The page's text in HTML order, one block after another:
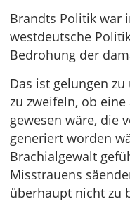
Brandts Politik war
westdeutsche
Bedrohung der
Das ist gelungen
zu zweifeln, ob
gewesen wäre, die
generiert worden
Brachialgewalt
Misstrauens
überhaupt nicht zu